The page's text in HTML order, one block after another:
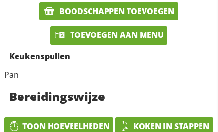
BOODSCHAPPEN TOEVOEGEN
TOEVOEGEN AAN MENU
Keukenspullen
Pan
Bereidingswijze
TOON HOEVEELHEDEN KOKEN IN STAPPEN